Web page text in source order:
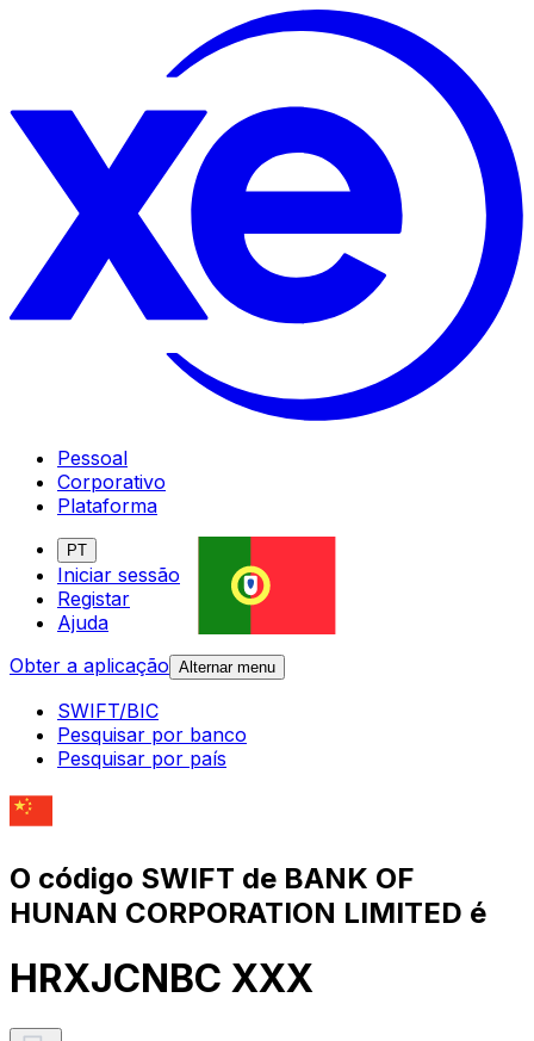
Pessoal
Corporativo
Plataforma
PT
Iniciar sessão
Registar
Ajuda
Obter a aplicação Alternar menu
SWIFT/BIC
Pesquisar por banco
Pesquisar por país
O código SWIFT de BANK OF
HUNAN CORPORATION LIMITED é
HRXJCNBC XXX